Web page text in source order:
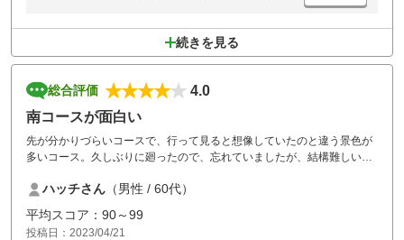
続きを見る
総合評価
4.0
南コースが面白い
先が分かりづらいコースで、行って見ると想像していたのと違う景色が
多いコース。久しぶりに廻ったので、忘れていましたが、結構難しい。
ハッチさん （男性 / 60代）
平均スコア：90～99
投稿日：2023/04/21